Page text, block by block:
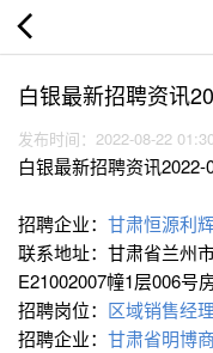
白银最新招聘资讯
发布时间：2022-08-22
白银最新招聘资讯2022-
招聘企业： 甘肃恒源利
联系地址：甘肃省兰州
E21002007幢1层006号
招聘岗位： 区域销售经理
招聘企业： 甘肃省明博